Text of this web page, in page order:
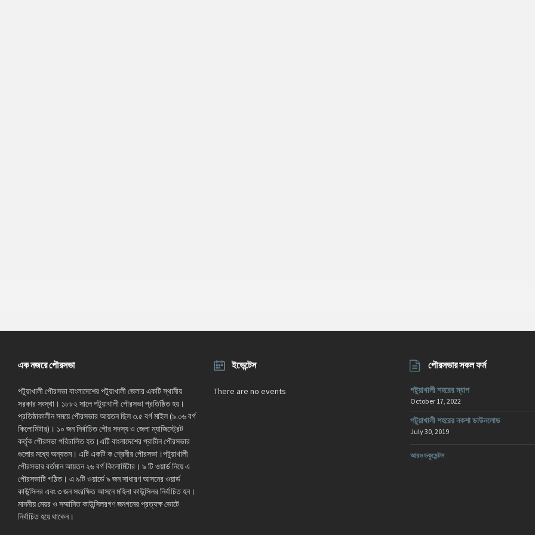
এক নজরে পৌরসভা
পটুয়াখালী পৌরসভা বাংলাদেশের পটুয়াখালী জেলার একটি স্থানীয়
সরকার সংস্থা। ১৮৮২ সালে পটুয়াখালী পৌরসভা প্রতিষ্ঠিত হয়।
প্রতিষ্ঠাকালীন সময়ে পৌরসভার আয়তন ছিল ৩.৫ বর্গ মাইল (৯.০৬ বর্গ
কিলোমিটার)। ১০ জন নির্বাচিত পৌর সদস্য ও জেলা ম্যাজিস্ট্রেট
কর্তৃক পৌরসভা পরিচালিত হত।এটি বাংলাদেশের প্রাচীন পৌরসভার
গুলোর মধ্যে অন্যতম। এটি একটি ক শ্রেনীর পৌরসভা।পটুয়াখালী
পৌরসভার বর্তমান আয়তন ২৬ বর্গ কিলোমিটার। ৯ টি ওয়ার্ড নিয়ে এ
পৌরসভাটি গঠিত। এ ৯টি ওয়ার্ডে ৯ জন সাধারণ আসনের ওয়ার্ড
কাউন্সিলর এবং ৩ জন সংরক্ষিত আসনে মহিলা কাউন্সিলর নির্বাচিত হন।
মাননীয় মেয়র ও সম্মানিত কাউন্সিলরগণ জনগনের প্রত্যক্ষ ভোটে
নির্বাচিত হয়ে থাকেন।
ইভেন্টেস
There are no events
পৌরসভার সকল ফর্ম
পটুয়াখালী শহরের ম্যাপ
October 17, 2022
পটুয়াখালী শহরের নকশা ডাউনলোড
July 30, 2019
আরও ডকুমেন্টস